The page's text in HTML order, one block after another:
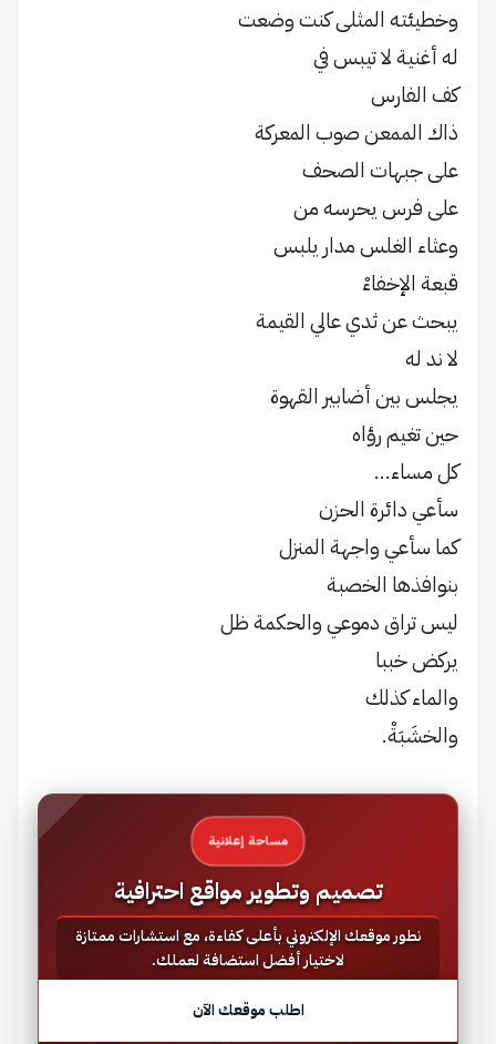
وخطيئته المثلى كنت وضعت
له أغنية لا تيبس في
كف الفارس
ذاك الممعن صوب المعركة
على جبهات الصحف
على فرس يحرسه من
وعثاء الغلس مدار يلبس
قبعة الإخفاءْ
يبحث عن ثدي عالي القيمة
لا ند له
يجلس بين أضابير القهوة
حين تغيم رؤاه
كل مساء…
سأعي دائرة الحزن
كما سأعي واجهة المنزل
بنوافذها الخصبة
ليس تراق دموعي والحكمة ظل
يركض خببا
والماء كذلك
والخشَبَةْ.
مساحة إعلانية
تصميم وتطوير مواقع احترافية
نطور موقعك الإلكتروني بأعلى كفاءة، مع استشارات ممتازة
لاختيار أفضل استضافة لعملك.
اطلب موقعك الآن